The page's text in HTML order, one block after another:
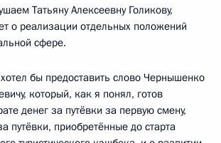
Татьяну Алексеевну Голикову,
о реализации отдельных положений
сфере.
бы предоставить слово Чернышенко
который, как я понял, готов
денег за путёвки за первую смену,
путёвки, приобретённые до старта